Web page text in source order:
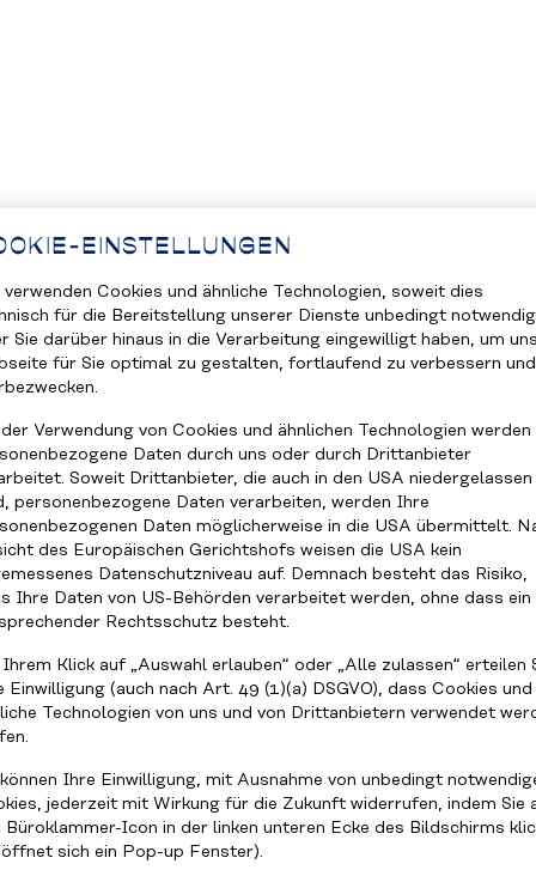
EINSTELLUNGEN
Cookies und ähnliche Technologien, soweit dies
für die Bereitstellung unserer Dienste unbedingt
Sie darüber hinaus in die Verarbeitung eingewilligt haben, um
für Sie optimal zu gestalten, fortlaufend zu verbessern
der Verwendung von Cookies und ähnlichen Technologien werden
Daten durch uns oder durch Drittanbieter
Soweit Drittanbieter, die auch in den USA niedergelassen
personenbezogene Daten verarbeiten, werden Ihre
Daten möglicherweise in die USA übermittelt.
des Europäischen Gerichtshofs weisen die USA kein
Datenschutzniveau auf. Demnach besteht das Risiko,
Ihre Daten von US-Behörden verarbeitet werden, ohne dass ein
Rechtsschutz besteht.
Ihrem Klick auf „Auswahl erlauben“ oder „Alle zulassen“ erteilen
Einwilligung (auch nach Art. 49 (1)(a) DSGVO), dass Cookies und
Technologien von uns und von Drittanbietern verwendet
Ihre Einwilligung, mit Ausnahme von unbedingt
jederzeit mit Wirkung für die Zukunft widerrufen, indem Sie
Büroklammer-Icon in der linken unteren Ecke des Bildschirms
sich ein Pop-up Fenster).